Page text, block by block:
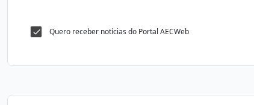
Quero receber notícias do Portal AECWeb